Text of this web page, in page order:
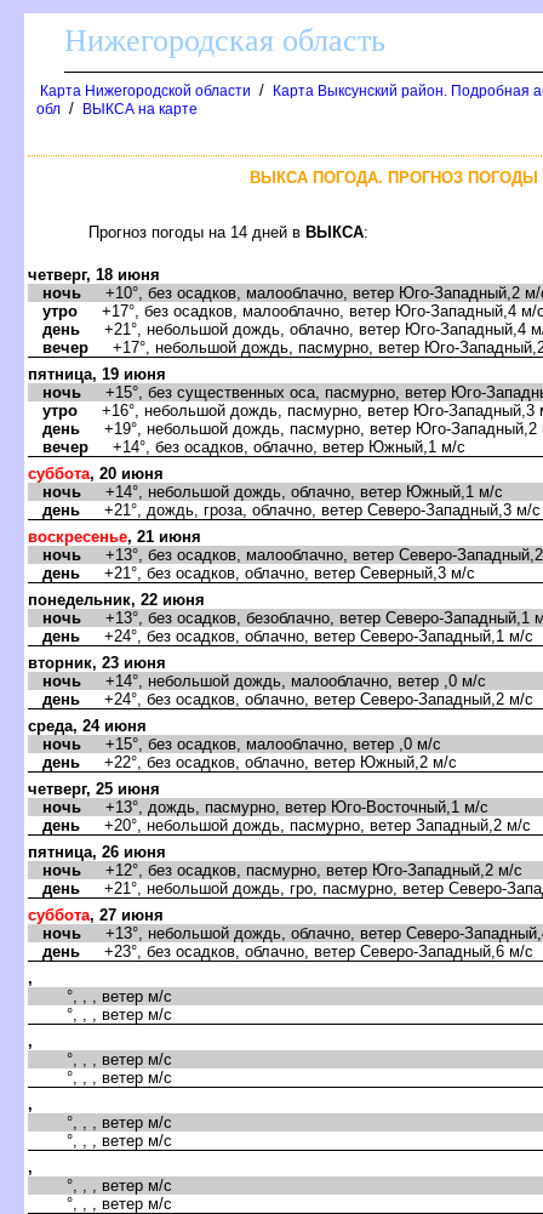
Нижегородская область
Карта Нижегородской области /
Карта Выксунский район. Подробная
обл / ЫКСА на карте
ЫКСА ПОГОДА. ПРОГНОЗ ПОГОДЫ
Прогноз погоды на 14 дней ЫКСА:
четверг, 18 июня
ночь +10°, без осадков, малооблачно, ветер Юго-Западный,2 м/
утро +17°, без осадков, малооблачно, ветер Юго-Западный,4 м/
день +21°, небольшой дождь, облачно, ветер Юго-Западный,4
ечер +17°, небольшой дождь, пасмурно, ветер Юго-
пятница, 19 июня
ночь +15°, без существенных оса, пасмурно, ветер Юго-
утро +16°, небольшой дождь, пасмурно, ветер Юго-Западный,3
день +19°, небольшой дождь, пасмурно, ветер Юго-Западный,2
ечер +14°, без осадков, облачно, ветер Южный,1 м/с
суббота, 20 июня
ночь +14°, небольшой дождь, облачно, ветер Южный,1 м/с
день +21°, дождь, гроза, облачно, ветер Северо-Западный,3 м/с
оскресенье, 21 июня
ночь +13°, без осадков, малооблачно, ветер Северо-
день +21°, без осадков, облачно, ветер Северный,3 м/с
понедельник, 22 июня
ночь +13°, без осадков, безоблачно, ветер Северо-Западный,1
день +24°, без осадков, облачно, ветер Северо-Западный,1 м/с
торник, 23 июня
ночь +14°, небольшой дождь, малооблачно, ветер ,0 м/с
день +24°, без осадков, облачно, ветер Северо-Западный,2 м/с
среда, 24 июня
ночь +15°, без осадков, малооблачно, ветер ,0 м/с
день +22°, без осадков, облачно, ветер Южный,2 м/с
четверг, 25 июня
ночь +13°, дождь, пасмурно, ветер Юго-Восточный,1 м/с
день +20°, небольшой дождь, пасмурно, ветер Западный,2 м/с
пятница, 26 июня
ночь +12°, без осадков, пасмурно, ветер Юго-Западный,2 м/с
день +21°, небольшой дождь, гро, пасмурно, ветер Северо-
суббота, 27 июня
ночь +13°, небольшой дождь, облачно, ветер Северо-
день +23°, без осадков, облачно, ветер Северо-Западный,6 м/с
,
°, , , ветер м/с
°, , , ветер м/с
,
°, , , ветер м/с
°, , , ветер м/с
,
°, , , ветер м/с
°, , , ветер м/с
,
°, , , ветер м/с
°, , , ветер м/с